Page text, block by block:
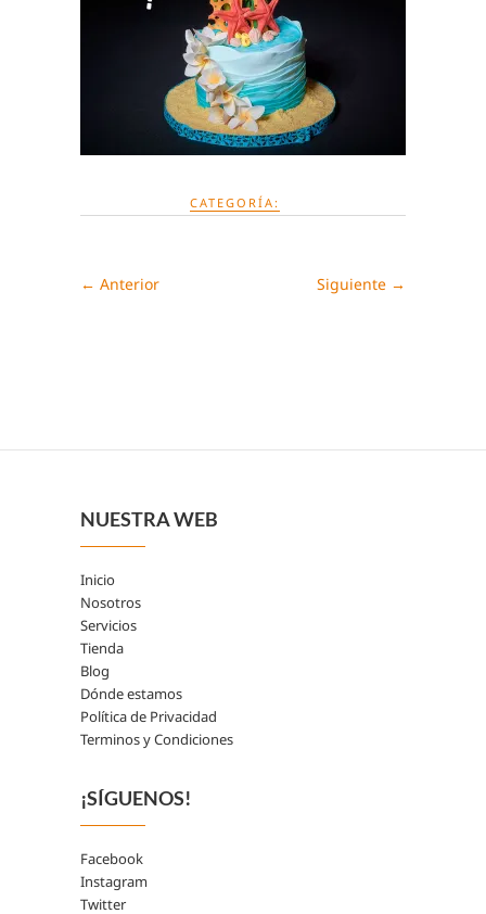
CATEGORÍA:
← Anterior Siguiente →
NUESTRA WEB
Inicio
Nosotros
Servicios
Tienda
Blog
Dónde estamos
Política de Privacidad
Terminos y Condiciones
¡SÍGUENOS!
Facebook
Instagram
Twitter